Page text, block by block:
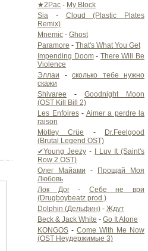
★2Pac - My Block
Sia - Cloud (Plastic Plates
Remix)
Mnemic - Ghost
Paramore - That's What You Get
Impending Doom- There Will Be
Violence
Эллаи - сколько тебе нужно
скажи
Shivaree - Goodnight Moon
(OST Kill Bill 2)
Les Enfoires- Aimer a perdre la
raison
Mötley Crüe -
Dr.Feelgood
(Brutal Legend OST)
✔Young Jeezy -
I Luv It (Saint's
Row 2 OST)
Олег Майами -
Прощай Моя
Любовь
Лок Дог- Себе не ври
(Drugboybeatz prod.)
Dolphin (Дельфин) - Ждут
Beck & Jack White - Go It Alone
KONGOS - Come With Me Now
(OST Неудержимые 3)